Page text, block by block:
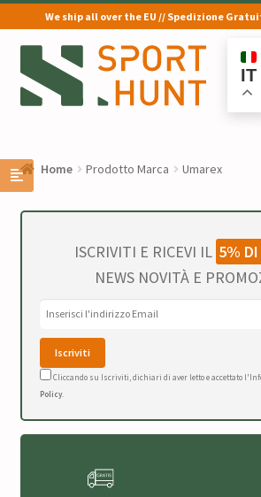
We ship all over the EU // Spedizione
Vai
alla
navigazione
Vai
al
contenuto
IT
Home Prodotto Marca Umarex
ISCRIVITI E RICEVI IL 5% DI
NEWS NOVITÀ E
Cliccando su Iscriviti, dichiari di aver letto e accettato
Policy.